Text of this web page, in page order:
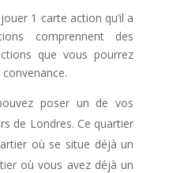
1 carte action qu’il a
comprennent des
que vous pourrez
poser un de vos
de Londres. Ce quartier
où se situe déjà un
où vous avez déjà un